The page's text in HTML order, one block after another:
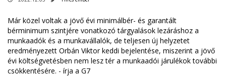
Már közel voltak a jövő évi minimálbér- és garantált
bérminimum szintjére vonatkozó tárgyalások lezáráshoz a
munkaadók és a munkavállalók, de teljesen új helyzetet
eredményezett Orbán Viktor keddi bejelentése, miszerint a jövő
évi költségvetésben nem lesz tér a munkaadói járulékok további
csökkentésére. - írja a G7